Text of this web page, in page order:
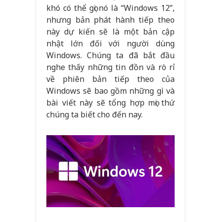
khó có thể gọi nó là “Windows 12”,
nhưng bản phát hành tiếp theo
này dự kiến ​​sẽ là một bản cập
nhật lớn đối với người dùng
Windows. Chúng ta đã bắt đầu
nghe thấy những tin đồn và rò rỉ
về phiên bản tiếp theo của
Windows sẽ bao gồm những gì và
bài viết này sẽ tổng hợp mọi thứ
chúng ta biết cho đến nay.